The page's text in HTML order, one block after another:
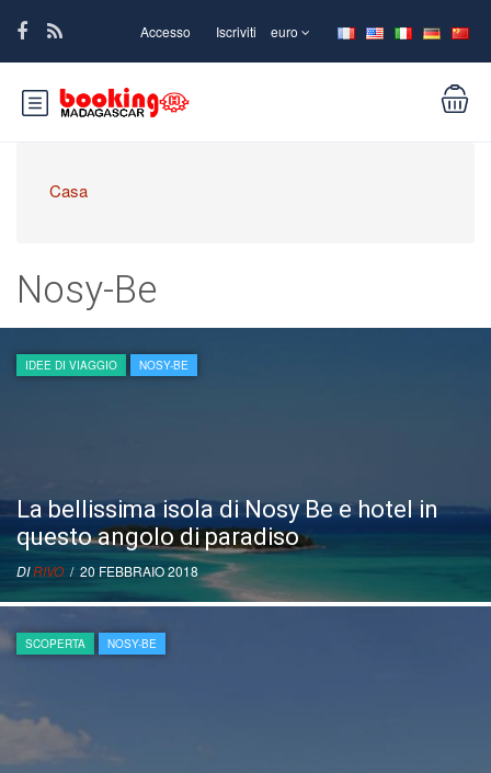
Accesso Iscriviti euro
Casa
Nosy-Be
IDEE DI VIAGGIO NOSY-BE
La bellissima isola di Nosy Be e hotel in
questo angolo di paradiso
DIRIVO/ 20 FEBBRAIO 2018
SCOPERTA NOSY-BE